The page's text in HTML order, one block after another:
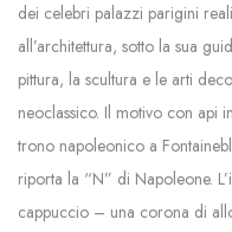
dei celebri palazzi parigini
all’architettura, sotto la sua
pittura, la scultura e le arti
neoclassico. Il motivo con api
trono napoleonico a
riporta la “N” di Napoleone.
cappuccio – una corona di